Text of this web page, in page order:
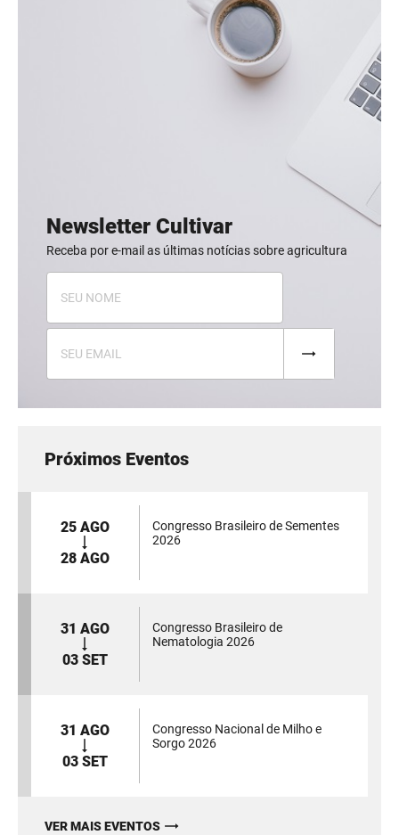
Newsletter Cultivar
Receba por e-mail as últimas notícias sobre agricultura
Próximos Eventos
25 AGO
28 AGO
Congresso Brasileiro de Sementes
2026
31 AGO
03 SET
Congresso Brasileiro de
Nematologia 2026
31 AGO
03 SET
Congresso Nacional de Milho e
Sorgo 2026
VER MAIS EVENTOS